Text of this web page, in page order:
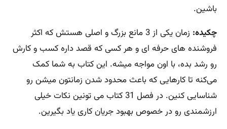
باشین.
چکیده:
زمان یکی از 3 مانع بزرگ و اصلی هستش که اکثر
فروشنده های حرفه ای و هر کسی که قصد داره کسب و کارش
رو رشد بده، با اون مواجه میشه. این کتاب به شما کمک
می‌کنه تا کارهایی که باعث محدود شدن زمانتون میشن رو
شناسایی کنین. در فصل 31 کتاب می تونین نکات خیلی
ارزشمندی رو در خصوص بهبود جریان کاری یاد بگیرین.